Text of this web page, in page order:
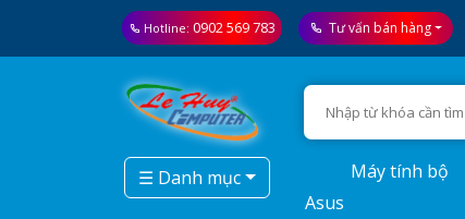
Hotline: 0902 569 783 Tư vấn bán hàng
☰ Danh mục
Máy tính bộ
Asus